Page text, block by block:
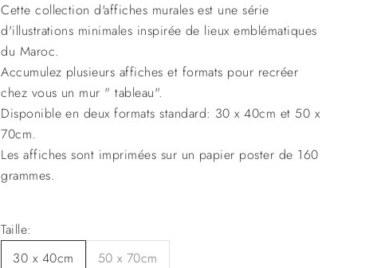
Cette collection d'affiches murales est une série
d'illustrations minimales inspirée de lieux emblématiques
du Maroc.
Accumulez plusieurs affiches et formats pour recréer
chez vous un mur " tableau".
Disponible en deux formats standard: 30 x 40cm et 50 x
70cm.
Les affiches sont imprimées sur un papier poster de 160
grammes.
Taille:
30 x 40cm
50 x 70cm